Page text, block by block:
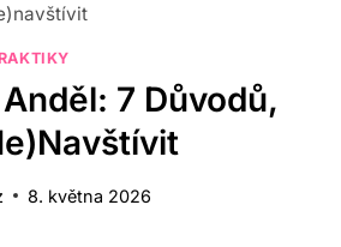
7 Důvodů,
8. května 2026